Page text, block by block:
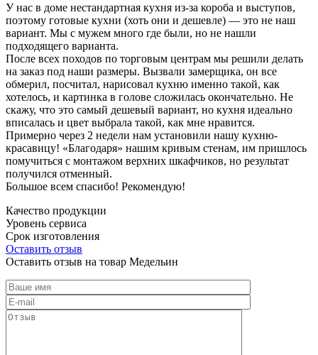
У нас в доме нестандартная кухня из-за короба и выступов,
поэтому готовые кухни (хоть они и дешевле) — это не наш
вариант. Мы с мужем много где были, но не нашли
подходящего варианта.
После всех походов по торговым центрам мы решили делать
на заказ под наши размеры. Вызвали замерщика, он все
обмерил, посчитал, нарисовал кухню именно такой, как
хотелось, и картинка в голове сложилась окончательно. Не
скажу, что это самый дешевый вариант, но кухня идеально
вписалась и цвет выбрала такой, как мне нравится.
Примерно через 2 недели нам установили нашу кухню-
красавицу! «Благодаря» нашим кривым стенам, им пришлось
помучиться с монтажом верхних шкафчиков, но результат
получился отменный.
Большое всем спасибо! Рекомендую!
Качество продукции
Уровень сервиса
Срок изготовления
Оставить отзыв
Оставить отзыв на товар Медельин